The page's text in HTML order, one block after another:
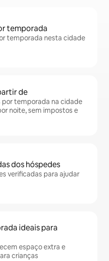
temporada
temporada nesta cidade
de
por temporada na cidade
noite, sem impostos e
dos hóspedes
verificadas para ajudar
ideais para
espaço extra e
crianças